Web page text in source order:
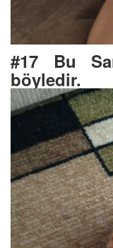
#17 Bu
böyledir.